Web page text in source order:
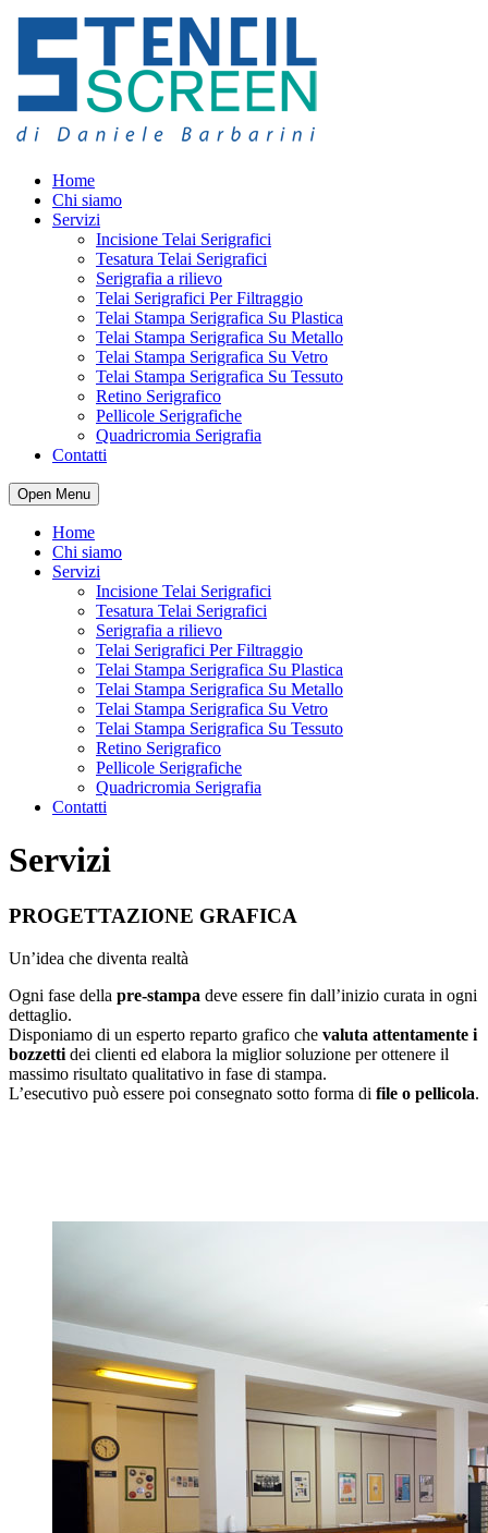
Home
Chi siamo
Servizi
Incisione Telai Serigrafici
Tesatura Telai Serigrafici
Serigrafia a rilievo
Telai Serigrafici Per Filtraggio
Telai Stampa Serigrafica Su Plastica
Telai Stampa Serigrafica Su Metallo
Telai Stampa Serigrafica Su Vetro
Telai Stampa Serigrafica Su Tessuto
Retino Serigrafico
Pellicole Serigrafiche
Quadricromia Serigrafia
Contatti
Open Menu
Home
Chi siamo
Servizi
Incisione Telai Serigrafici
Tesatura Telai Serigrafici
Serigrafia a rilievo
Telai Serigrafici Per Filtraggio
Telai Stampa Serigrafica Su Plastica
Telai Stampa Serigrafica Su Metallo
Telai Stampa Serigrafica Su Vetro
Telai Stampa Serigrafica Su Tessuto
Retino Serigrafico
Pellicole Serigrafiche
Quadricromia Serigrafia
Contatti
Servizi
PROGETTAZIONE GRAFICA
Un’idea che diventa realtà
Ogni fase della pre-stampa deve essere fin dall’inizio curata in ogni
dettaglio.
Disponiamo di un esperto reparto grafico che valuta attentamente i
bozzetti dei clienti ed elabora la miglior soluzione per ottenere il
massimo risultato qualitativo in fase di stampa.
L’esecutivo può essere poi consegnato sotto forma di file o pellicola.